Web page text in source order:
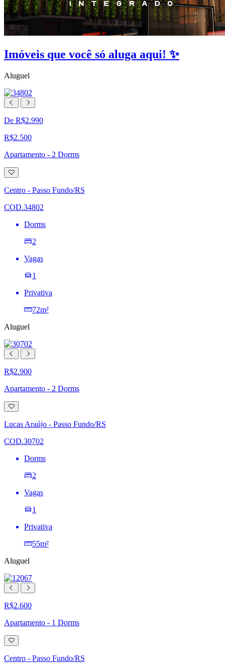
Imóveis que você só aluga aqui! ✨
Aluguel
De R$2.990
R$2.500
Apartamento - 2 Dorms
Adicionar
à
lista
de
Centro - Passo Fundo/RS
COD.34802
Dorms
2
Vagas
1
Privativa
72m²
Aluguel
R$2.900
Apartamento - 2 Dorms
Adicionar
à
de
Lucas Araújo - Passo Fundo/RS
COD.30702
Dorms
2
Vagas
1
Privativa
55m²
Aluguel
R$2.600
Apartamento - 1 Dorms
Adicionar
à
lista
de
Centro - Passo Fundo/RS